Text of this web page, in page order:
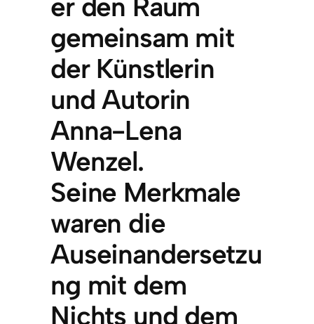
er den Raum
gemeinsam mit
der Künstlerin
und Autorin
Anna-Lena
Wenzel.
Seine Merkmale
waren die
Auseinandersetzu
ng mit dem
Nichts und dem